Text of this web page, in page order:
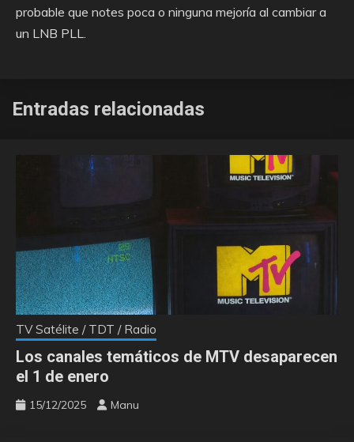
probable que notes poca o ninguna mejoría al cambiar a
un LNB PLL.
Entradas relacionadas
TV Satélite / TDT / Radio
Los canales temáticos de MTV desaparecen
el 1 de enero
15/12/2025 Manu